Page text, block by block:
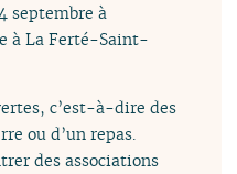
septembre à
à La Ferté-Saint-
c’est-à-dire des
ou d’un repas.
des associations